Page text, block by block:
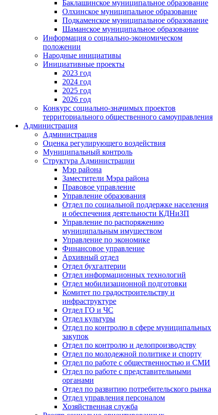
Баклашинское муниципальное образование
Олхинское муниципальное образование
Подкаменское муниципальное образование
Шаманское муниципальное образование
Информация о социально-экономическом
положении
Народные инициативы
Инициативные проекты
2023 год
2024 год
2025 год
2026 год
Конкурс социально-значимых проектов
территориального общественного самоуправления
Администрация
Администрация
Оценка регулирующего воздействия
Муниципальный контроль
Структура Администрации
Мэр района
Заместители Мэра района
Правовое управление
Управление образования
Отдел по социальной поддержке населения
и обеспечения деятельности КДНиЗП
Управление по распоряжению
муниципальным имуществом
Управление по экономике
Финансовое управление
Архивный отдел
Отдел бухгалтерии
Отдел информационных технологий
Отдел мобилизационной подготовки
Комитет по градостроительству и
инфраструктуре
Отдел ГО и ЧС
Отдел культуры
Отдел по контролю в сфере муниципальных
закупок
Отдел по контролю и делопроизводству
Отдел по молодежной политике и спорту
Отдел по работе с общественностью и СМИ
Отдел по работе с представительными
органами
Отдел по развитию потребительского рынка
Отдел управления персоналом
Хозяйственная служба